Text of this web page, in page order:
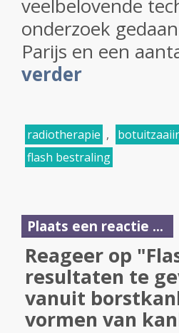
veelbelovende
onderzoek
Parijs en een
verder
radiotherapie ,
flash bestraling
Plaats een reactie ...
Reageer op
resultaten te
vanuit
vormen van